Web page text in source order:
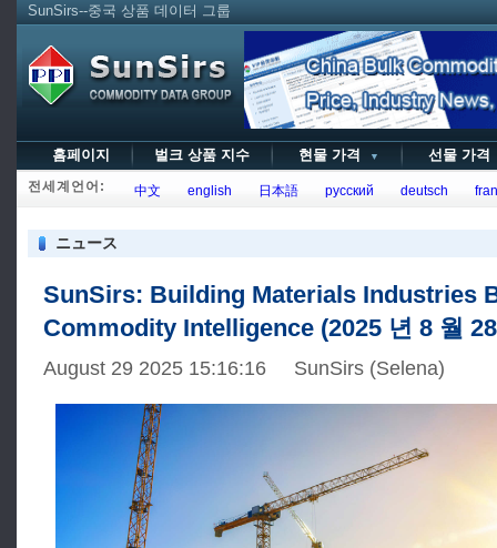
SunSirs--중국 상품 데이터 그룹
홈페이지 벌크 상품 지수 현물 가격 ▼ 선물 가
전세계언어: 中文 english 日本語 русский deutsch
ニュース
SunSirs: Building Materials Industries
Commodity Intelligence (2025 년 8 월
August 29 2025 15:16:16 SunSirs (Selena)